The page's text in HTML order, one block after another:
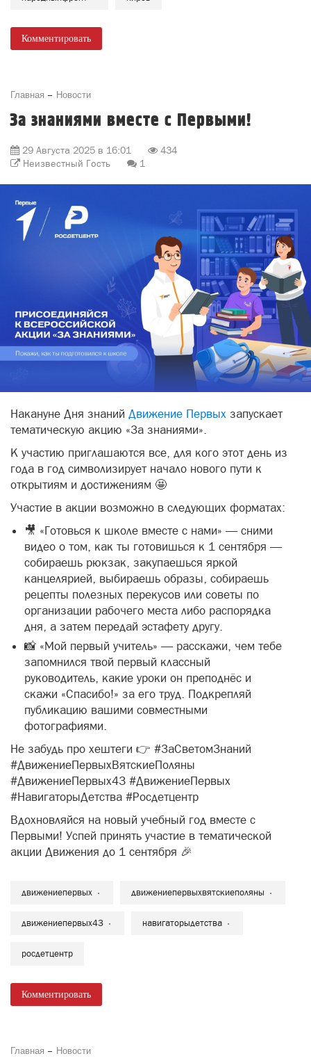
Комментировать
Главная Новости
За знаниями вместе с Первыми!
29 Августа 2025 в 16:01
434
Неизвестный Гость
1
Накануне Дня знаний Движение Первых запускает
тематическую акцию «За знаниями».
К участию приглашаются все, для кого этот день из
года в год символизирует начало нового пути к
открытиям и достижениям 🤩
Участие в акции возможно в следующих форматах:
🎥 «Готовься к школе вместе с нами» — сними
видео о том, как ты готовишься к 1 сентября —
собираешь рюкзак, закупаешься яркой
канцелярией, выбираешь образы, собираешь
рецепты полезных перекусов или советы по
организации рабочего места либо распорядка
дня, а затем передай эстафету другу.
📸 «Мой первый учитель» — расскажи, чем тебе
запомнился твой первый классный
руководитель, какие уроки он преподнёс и
скажи «Спасибо!» за его труд. Подкрепляй
публикацию вашими совместными
фотографиями.
Не забудь про хештеги 👉 #ЗаСветомЗнаний
#ДвижениеПервыхВятскиеПоляны
#ДвижениеПервых43 #ДвижениеПервых
#НавигаторыДетства #Росдетцентр
Вдохновляйся на новый учебный год вместе с
Первыми! Успей принять участие в тематической
акции Движения до 1 сентября 🎉
движениепервых движениепервыхвятскиеполяны
движениепервых43 навигаторыдетства
росдетцентр
Комментировать
Главная Новости